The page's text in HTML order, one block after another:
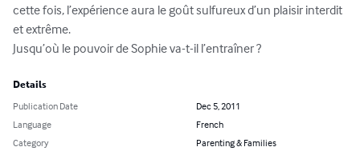
cette fois, l’expérience aura le goût sulfureux d’un plaisir interdit
et extrême.
Jusqu’où le pouvoir de Sophie va-t-il l’entraîner ?
Details
Publication Date
Dec 5, 2011
Language
French
Category
Parenting & Families